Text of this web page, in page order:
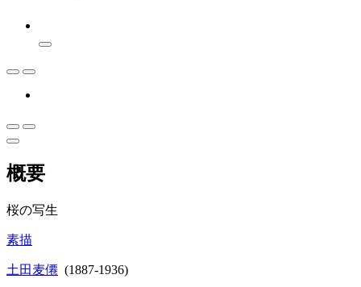
概要
桜の写生
素描
土田麦僊 (1887-1936)